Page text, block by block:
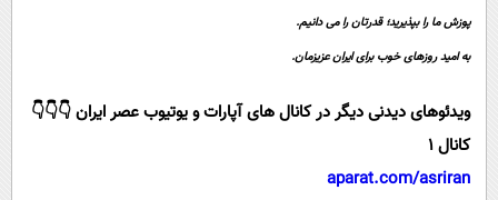
داستان کوتاه
پوزش ما را بپذیرید؛ قدرتان را می دانیم.
به امید روزهای خوب برای ایران عزیزمان.
ویدئوهای دیدنی دیگر در کانال های آپارات و یوتیوب عصر ایران 👇👇👇
کانال 1
aparat.com/asriran